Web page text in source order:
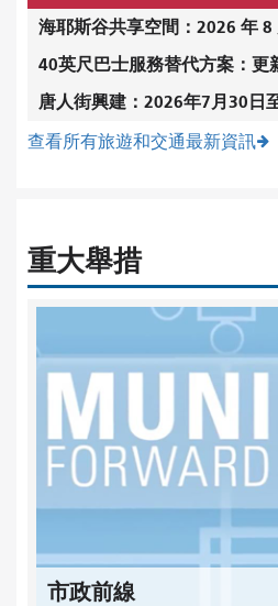
海耶斯谷共享空間：2026 年
40英尺巴士服務替代方案：更
唐人街興建：2026年7月30日
查看所有旅遊和交通最新資訊
重大舉措
市政前線